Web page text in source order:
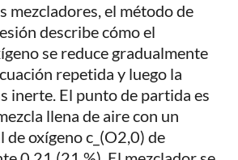
mezcladores, el método de
describe cómo el
se reduce gradualmente
repetida y luego la
inerte. El punto de partida es
llena de aire con un
oxígeno c_(O2,0) de